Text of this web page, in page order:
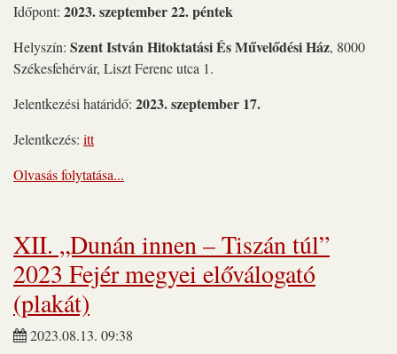
Időpont: 2023. szeptember 22. péntek
Helyszín: Szent István Hitoktatási És Művelődési Ház, 8000
Székesfehérvár, Liszt Ferenc utca 1.
Jelentkezési határidő: 2023. szeptember 17.
Jelentkezés: itt
Olvasás folytatása...
XII. „Dunán innen – Tiszán túl”
2023 Fejér megyei előválogató
(plakát)
2023.08.13. 09:38